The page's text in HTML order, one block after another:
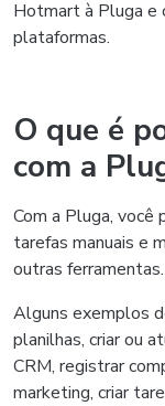
Hotmart à Pluga e
plataformas.
O que é
com a
Com a Pluga, você
tarefas manuais e
outras ferramentas.
Alguns exemplos
planilhas, criar ou
CRM, registrar
marketing, criar